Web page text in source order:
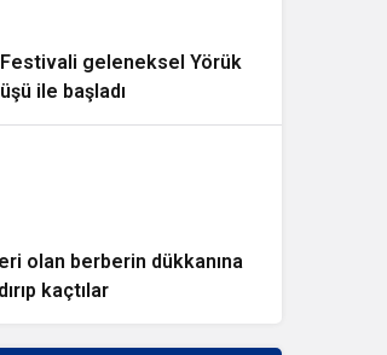
geleneksel Yörük
ile başladı
olan berberin dükkanına
kaçtılar